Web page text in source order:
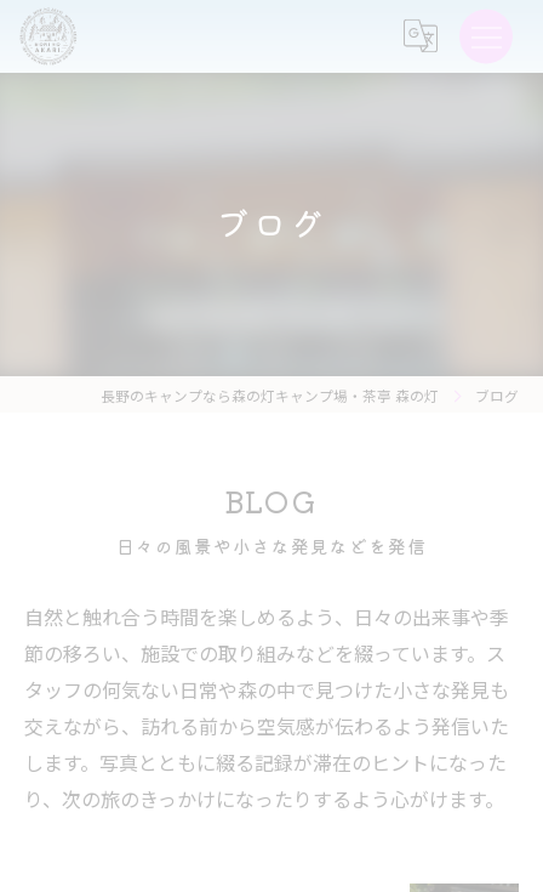
ブログ
長野のキャンプなら森の灯キャンプ場・茶亭 森の灯 ブログ
BLOG
日々の風景や小さな発見などを発信
自然と触れ合う時間を楽しめるよう、日々の出来事や季
節の移ろい、施設での取り組みなどを綴っています。ス
タッフの何気ない日常や森の中で見つけた小さな発見も
交えながら、訪れる前から空気感が伝わるよう発信いた
します。写真とともに綴る記録が滞在のヒントになった
り、次の旅のきっかけになったりするよう心がけます。